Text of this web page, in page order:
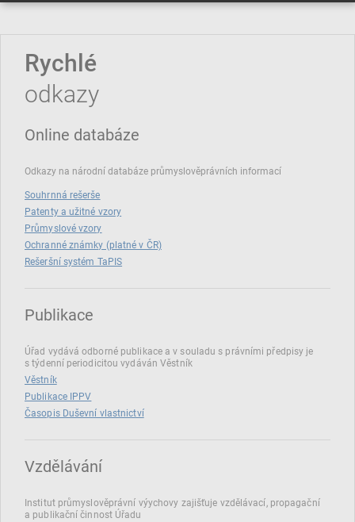
Rychlé
odkazy
Online databáze
Odkazy na národní databáze průmyslověprávních informací
Souhrnná rešerše
Patenty a užitné vzory
Průmyslové vzory
Ochranné známky (platné v ČR)
Rešeršní systém TaPIS
Publikace
Úřad vydává odborné publikace a v souladu s právními předpisy je
s týdenní periodicitou vydáván Věstník
Věstník
Publikace IPPV
Časopis Duševní vlastnictví
Vzdělávání
Institut průmyslověprávní výychovy zajišťuje vzdělávací, propagační
a publikační činnost Úřadu